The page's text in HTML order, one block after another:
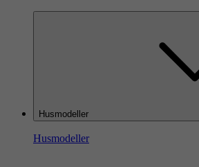
Husmodeller
Husmodeller